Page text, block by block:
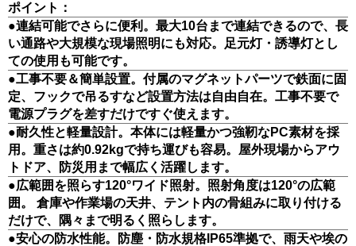
ポイント：
●連結可能でさらに便利。最大10台まで連結できるので、長
い通路や大規模な現場照明にも対応。足元灯・誘導灯とし
ての使用も可能です。
●工事不要＆簡単設置。付属のマグネットパーツで鉄面に固
定、フックで吊るすなど設置方法は自由自在。工事不要で
電源プラグを差すだけですぐ使えます。
●耐久性と軽量設計。本体には軽量かつ強靭なPC素材を採
用。重さは約0.92kgで持ち運びも容易。屋外現場からアウ
トドア、防災用まで幅広く活躍します。
●広範囲を照らす120°ワイド照射。照射角度は120°の広範
囲。 倉庫や作業場の天井、テント内の骨組みに取り付ける
だけで、隅々まで明るく照らします。
●安心の防水性能。防塵・防水規格IP65準拠で、雨天や埃の